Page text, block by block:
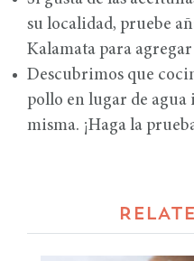
su localidad, pruebe
Kalamata para
Descubrimos que
pollo en lugar de agua
misma. ¡Haga la